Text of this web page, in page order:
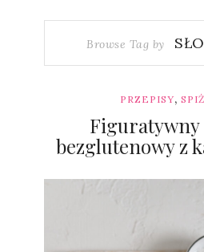
Browse Tag by
PRZEPISY,
Figuratywny
bezglutenowy z